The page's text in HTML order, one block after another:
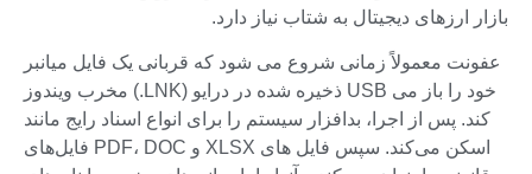
بازار ارزهای دیجیتال به شتاب نیاز دارد.
عفونت معمولاً زمانی شروع می شود که قربانی یک فایل میانبر
مخرب ویندوز (.LNK) ذخیره شده در درایو USB خود را باز می
کند. پس از اجرا، بدافزار سیستم را برای انواع اسناد رایج مانند
فایل‌های PDF، DOC و XLSX اسکن می‌کند. سپس فایل های